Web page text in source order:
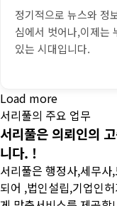
정기적으로 뉴스와 정
심에서 벗어나,이제는
있는 시대입니다.
Load more
서리풀의 주요 업무
서리풀은 의뢰인의
니다. !
서리풀은 행정사,세무
되어 ,법인설립,기업인